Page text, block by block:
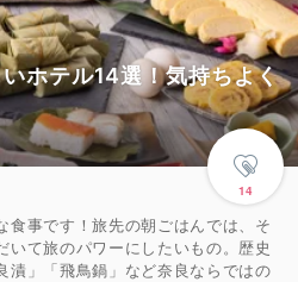
ホテル14選！気持ちよく
14
食事です！旅先の朝ごはんでは、そ
いて旅のパワーにしたいもの。歴史
漬」「飛鳥鍋」など奈良ならではの